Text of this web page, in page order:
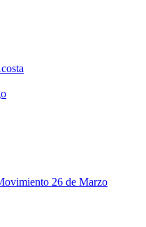
26 de Marzo